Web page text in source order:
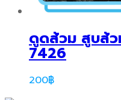
ดูดส้วม สูบส้ว
7426
200฿